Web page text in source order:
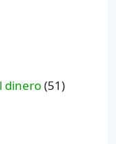
dinero(51)